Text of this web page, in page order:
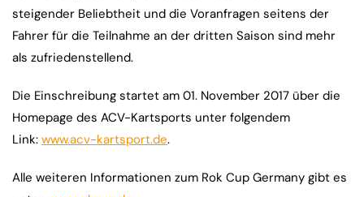
steigender Beliebtheit und die Voranfragen seitens der
Fahrer für die Teilnahme an der dritten Saison sind mehr
als zufriedenstellend.
Die Einschreibung startet am 01. November 2017 über die
Homepage des ACV-Kartsports unter folgendem
Link: www.acv-kartsport.de.
Alle weiteren Informationen zum Rok Cup Germany gibt es